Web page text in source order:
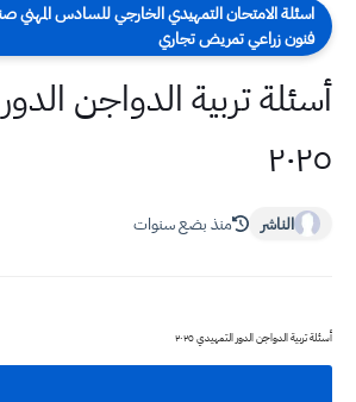
الامتحان التمهيدي الخارجي للسادس المهني صناعي
زراعي تمريض تجاري
تربية الدواجن الدور
الناشر منذ بضع سنوات
الدواجن الدور التمهيدي ٢٠٢٥